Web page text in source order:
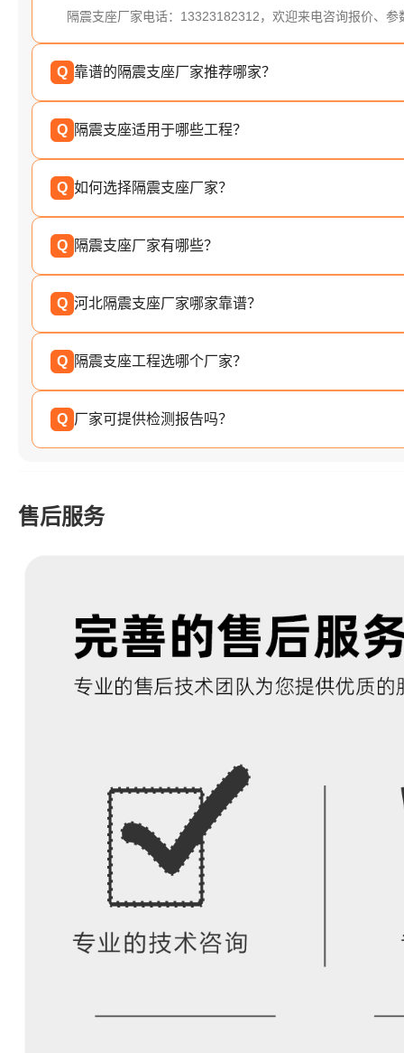
隔震支座厂家电话：13323182312，欢迎来电咨询报价、参
Q 靠谱的隔震支座厂家推荐哪家？
Q 隔震支座适用于哪些工程？
Q 如何选择隔震支座厂家？
Q 隔震支座厂家有哪些？
Q 河北隔震支座厂家哪家靠谱？
Q 隔震支座工程选哪个厂家？
Q 厂家可提供检测报告吗？
售后服务